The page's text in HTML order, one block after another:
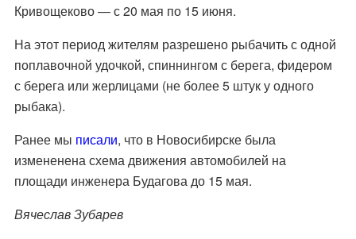
Кривощеково — с 20 мая по 15 июня.
На этот период жителям разрешено рыбачить с одной
поплавочной удочкой, спиннингом с берега, фидером
с берега или жерлицами (не более 5 штук у одного
рыбака).
Ранее мы писали, что в Новосибирске была
измененена схема движения автомобилей на
площади инженера Будагова до 15 мая.
Вячеслав Зубарев